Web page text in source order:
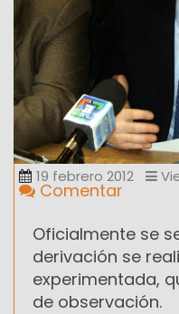
19 febrero 2012
Comentar
Oficialmente se
derivación se
experimentada,
de observación.